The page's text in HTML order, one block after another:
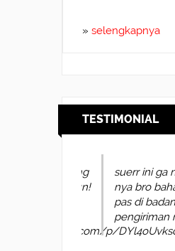
» selengkapnya
TESTIMONIAL
suerr ini ga
nya bro bahan
pas di badan
pengiriman